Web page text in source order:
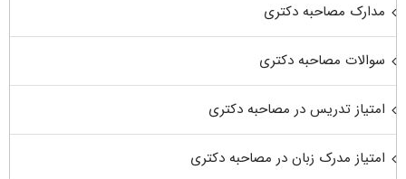
مدارک مصاحبه دکتری
سوالات مصاحبه دکتری
امتیاز تدریس در مصاحبه دکتری
امتیاز مدرک زبان در مصاحبه دکتری